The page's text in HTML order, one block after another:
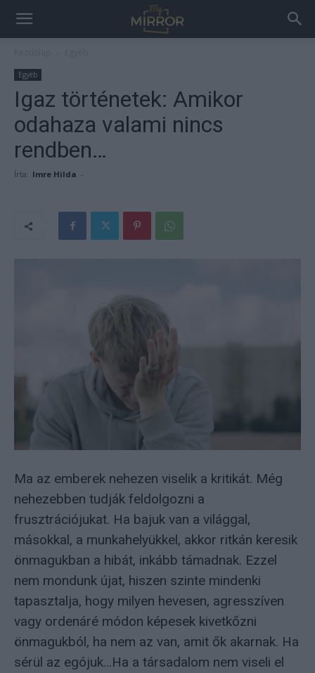
Egyéb
Igaz történetek: Amikor
odahaza valami nincs
rendben…
Írta: Imre Hilda -
Ma az emberek nehezen viselik a kritikát. Még
nehezebben tudják feldolgozni a
frusztrációjukat. Ha bajuk van a világgal,
másokkal, a munkahelyükkel, akkor ritkán keresik
önmagukban a hibát, inkább támadnak. Ezzel
nem mondunk újat, hiszen szinte mindenki
tapasztalja, hogy milyen hevesen, agresszíven
vagy ordenáré módon képesek kivetkőzni
önmagukból, ha nem az van, amit ők akarnak. Ha
sérül az egójuk…Ha a társadalom nem viseli el